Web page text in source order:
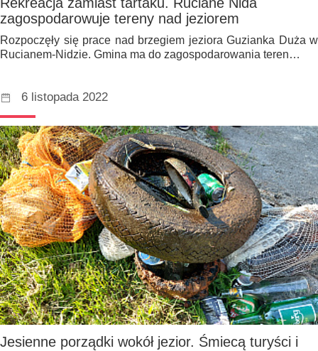
zagospodarowuje tereny nad jeziorem
Rozpoczęły się prace nad brzegiem jeziora Guzianka Duża w
Rucianem-Nidzie. Gmina ma do zagospodarowania teren…
6 listopada 2022
Jesienne porządki wokół jezior. Śmiecą turyści i